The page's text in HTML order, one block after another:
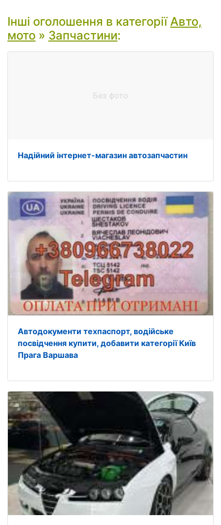
Інші оголошення в категоріїАвто,
мото » Запчастини:
Без фото
Надійний інтернет-магазин автозапчастин
Автодокументи техпаспорт, водійське
посвідчення купити, добавити категорії Київ
Прага Варшава